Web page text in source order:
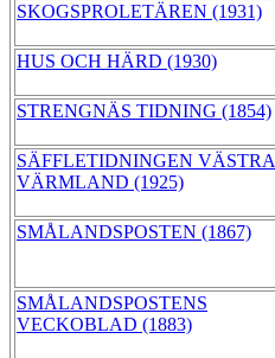
SKOGSPROLETÄREN (1931)
HUS OCH HÄRD (1930)
STRENGNÄS TIDNING (1854)
SÄFFLETIDNINGEN VÄSTRA
VÄRMLAND (1925)
SMÅLANDSPOSTEN (1867)
SMÅLANDSPOSTENS
VECKOBLAD (1883)